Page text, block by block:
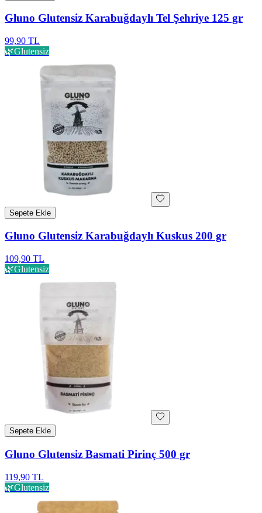
Gluno Glutensiz Karabuğdaylı Tel Şehriye 125 gr
99,90 TL
🌿Glutensiz
Sepete Ekle
Gluno Glutensiz Karabuğdaylı Kuskus 200 gr
109,90 TL
🌿Glutensiz
Sepete Ekle
Gluno Glutensiz Basmati Pirinç 500 gr
119,90 TL
🌿Glutensiz